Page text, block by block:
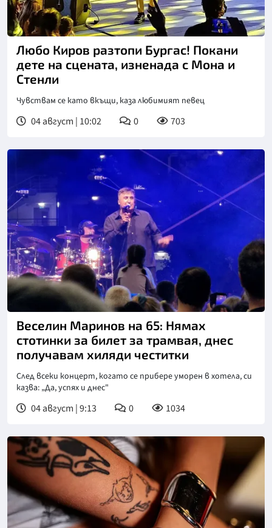
Снимка: БТА
Любо Киров разтопи Бургас! Покани
дете на сцената, изненада с Мона и
Стенли
Чувствам се като вкъщи, каза любимият певец
04 август | 10:02 0 703
Снимка: БТА
Веселин Маринов на 65: Нямах
стотинки за билет за трамвая, днес
получавам хиляди честитки
След всеки концерт, когато се прибере уморен в хотела, си
казва: „Да, успях и днес"
04 август | 9:13 0 1034